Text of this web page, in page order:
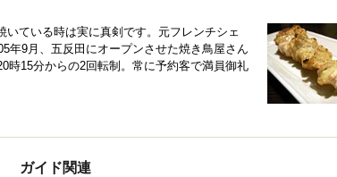
ている時は実に真剣です。元フレンチシェ
年9月、五反田にオープンさせた焼き鳥屋さん
時15分からの2回転制。常に予約客で満員御礼
ガイド関連